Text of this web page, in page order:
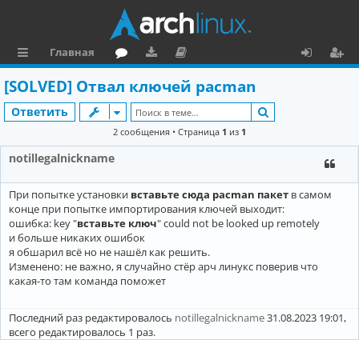
ы
л
к
Главная
ру
м
ру
зк
и
ку
м
е
та
ц
я
р
[SOLVED] Отвал ключей pacman
Ответить
2 сообщения • Страница 1 из 1
notillegalnickname
При попытке установки вставьте сюда pacman пакет в самом
конце при попытке импортирования ключей выходит:
ошибка: key "вставьте ключ" could not be looked up remotely
и больше никаких ошибок
я обшарил всё но не нашёл как решить.
Изменено: не важно, я случайно стëр арч линукс поверив что
какая-то там команда поможет
Последний раз редактировалось notillegalnickname31.08.2023 19:01,
всего редактировалось 1 раз.